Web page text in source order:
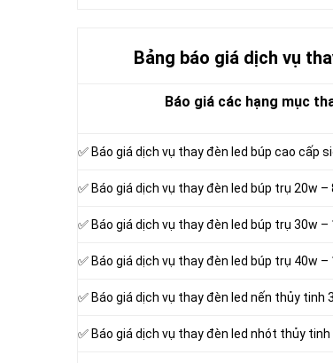
Bảng báo giá dịch vụ
Báo giá các hạng mục
✅ Báo giá dịch vụ thay đèn led búp cao cấp
✅ Báo giá dịch vụ thay đèn led búp trụ 20w
✅ Báo giá dịch vụ thay đèn led búp trụ 30w
✅ Báo giá dịch vụ thay đèn led búp trụ 40w
✅ Báo giá dịch vụ thay đèn led nến thủy tinh
✅ Báo giá dịch vụ thay đèn led nhót thủy